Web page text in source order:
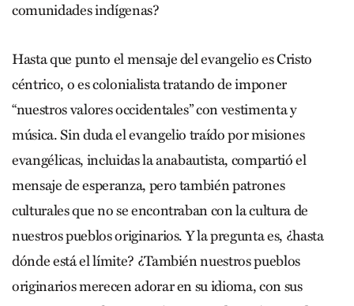
comunidades indígenas?
Hasta que punto el mensaje del evangelio es Cristo
céntrico, o es colonialista tratando de imponer
“nuestros valores occidentales” con vestimenta y
música. Sin duda el evangelio traído por misiones
evangélicas, incluidas la anabautista, compartió el
mensaje de esperanza, pero también patrones
culturales que no se encontraban con la cultura de
nuestros pueblos originarios. Y la pregunta es, ¿hasta
dónde está el límite? ¿También nuestros pueblos
originarios merecen adorar en su idioma, con sus